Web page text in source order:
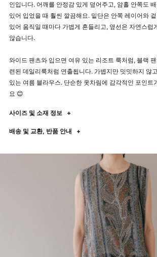
인입니다. 어깨를 안정감 있게 덮어주고, 암홀 안쪽도
있어 입었을 때 훨씬 깔끔해요. 밑단은 안쪽 레이어와
있어 움직일 때마다 가볍게 흔들리고, 옆선은 자연스럽
않습니다.
와이드 팬츠와 입으면 여유 있는 리조트 룩처럼, 블랙
련된 데일리룩처럼 연출됩니다. 가볍지만 밋밋하지 않
있는 여름 블라우스. 단순한 옷차림에 감각적인 포인트
요 😊
사이즈 및 소재 정보 +
배송 및 교환, 반품 안내 +